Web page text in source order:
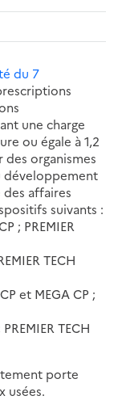
du 7
une charge
ou égale à 1,2
des organismes
développement
affaires
suivants :
; PREMIER
TECH
et MEGA CP ;
TECH
porte
usées.